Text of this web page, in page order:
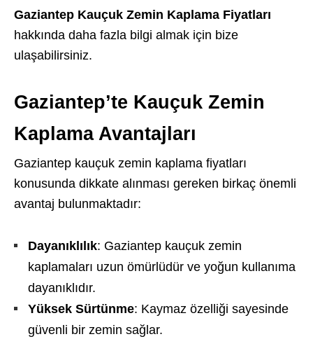
Gaziantep Kauçuk Zemin Kaplama Fiyatları
hakkında daha fazla bilgi almak için bize
ulaşabilirsiniz.
Gaziantep’te Kauçuk Zemin
Kaplama Avantajları
Gaziantep kauçuk zemin kaplama fiyatları
konusunda dikkate alınması gereken birkaç önemli
avantaj bulunmaktadır:
Dayanıklılık: Gaziantep kauçuk zemin
kaplamaları uzun ömürlüdür ve yoğun kullanıma
dayanıklıdır.
Yüksek Sürtünme: Kaymaz özelliği sayesinde
güvenli bir zemin sağlar.